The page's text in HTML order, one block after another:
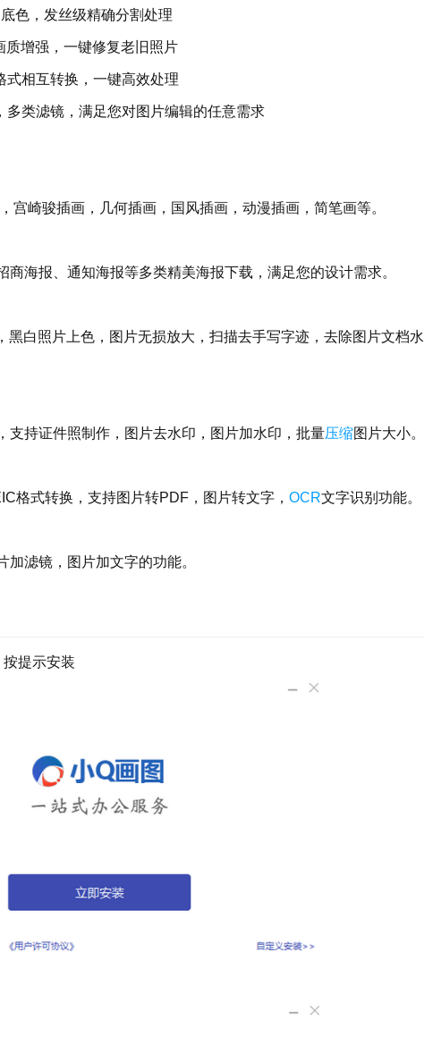
，发丝级精确分割处理
增强，一键修复老旧照片
相互转换，一键高效处理
滤镜，满足您对图片编辑的任意需求
崎骏插画，几何插画，国风插画，动漫插画，简笔画等。
海报、通知海报等多类精美海报下载，满足您的设计需求。
白照片上色，图片无损放大，扫描去手写字迹，去除图片文档水
支持证件照制作，图片去水印，图片加水印，批量压缩图片大小。
式转换，支持图片转PDF，图片转文字， OCR文字识别功能。
滤镜，图片加文字的功能。
提示安装